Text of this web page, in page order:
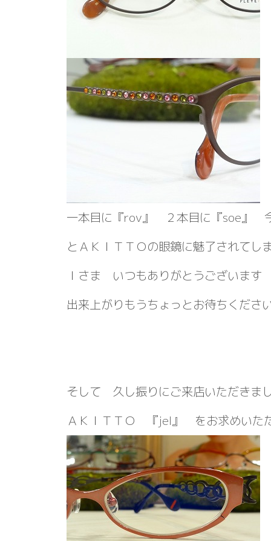
一本目に『rov』 ２本目に『soe
とＡＫＩＴＴＯの眼鏡に魅了されてし
Ｉさま いつもありがとうございま
出来上がりもうちょっとお待ちくだ
そして 久し振りにご来店いただきま
ＡＫＩＴＴＯ 『jel』 をお求めいた